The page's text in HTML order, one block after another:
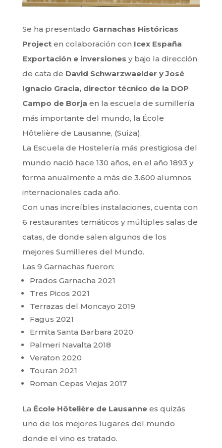
Se ha presentado Garnachas Históricas
Projecten colaboración con Icex España
Exportación e inversiones y bajo la dirección
de cata de David Schwarzwaelder y José
Ignacio Gracia, director técnico de la DOP
Campo de Borja en la escuela de sumillería
más importante del mundo, la École
Hôtelière de Lausanne, (Suiza).
La Escuela de Hostelería más prestigiosa del
mundo nació hace 130 años, en el año 1893 y
forma anualmente a más de 3.600 alumnos
internacionales cada año.
Con unas increíbles instalaciones, cuenta con
6 restaurantes temáticos y múltiples salas de
catas, de donde salen algunos de los
mejores Sumilleres del Mundo.
Las 9 Garnachas fueron:
Prados Garnacha 2021
Tres Picos 2021
Terrazas del Moncayo 2019
Fagus 2021
Ermita Santa Barbara 2020
Palmeri Navalta 2018
Veraton 2020
Touran 2021
Roman Cepas Viejas 2017
La École Hôtelière de Lausannees quizás
uno de los mejores lugares del mundo
donde el vino es tratado.